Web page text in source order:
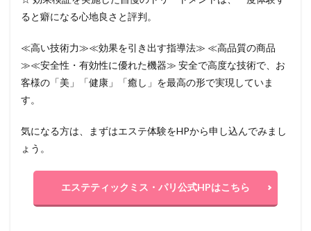
ると癖になる心地良さと評判。
≪高い技術力≫≪効果を引き出す指導法≫ ≪高品質の商品
≫≪安全性・有効性に優れた機器≫ 安全で高度な技術で、お
客様の「美」「健康」「癒し」を最高の形で実現していま
す。
気になる方は、まずはエステ体験をHPから申し込んでみまし
ょう。
エステティックミス・パリ公式HPはこちら